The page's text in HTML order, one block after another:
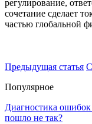
регулирование,
сочетание сделает
частью глобальной
Предыдущая статья
Популярное
Диагностика
пошло не так?